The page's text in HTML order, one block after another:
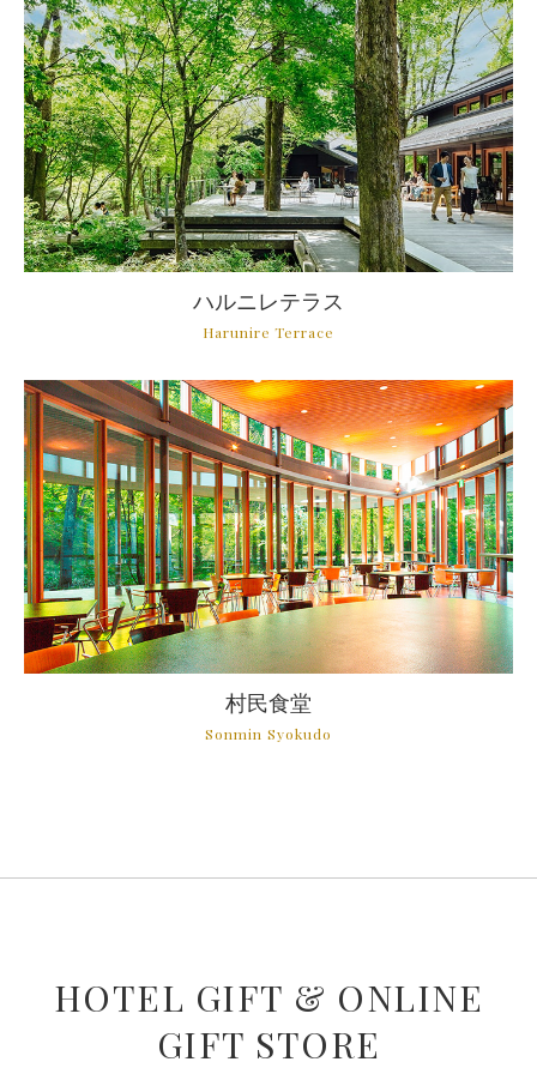
ハルニレテラス
村民食堂
HOTEL GIFT & ONLINE
GIFT STORE